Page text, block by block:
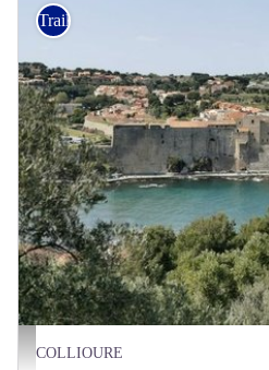
Vue sur la baie de Collioure - Babeth Coste
Trail
COLLIOURE